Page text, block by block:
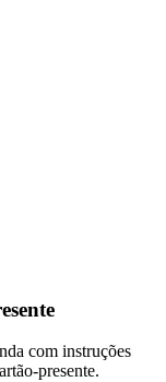
com instruções
presente.